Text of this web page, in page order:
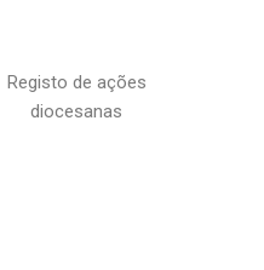
Registo de ações
diocesanas